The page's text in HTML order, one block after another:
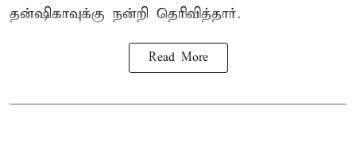
தன்ஷிகாவுக்கு நன்றி தெரிவித்தார்.
Read More